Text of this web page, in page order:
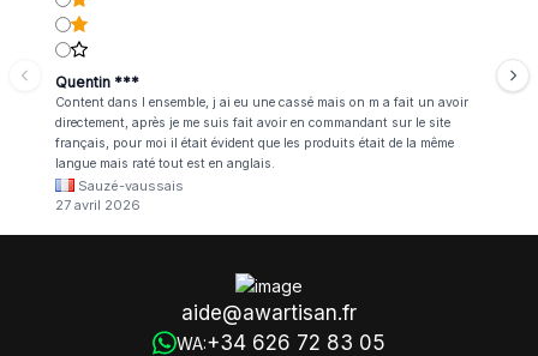
Quentin ***
Content dans l ensemble, j ai eu une cassé mais on m a fait un avoir
directement, après je me suis fait avoir en commandant sur le site
français, pour moi il était évident que les produits était de la même
langue mais raté tout est en anglais.
Sauzé-vaussais
27 avril 2026
aide@awartisan.fr
WA:+34 626 72 83 05